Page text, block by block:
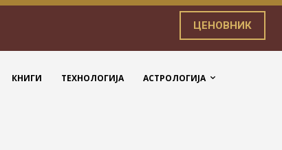
ЦЕНОВНИК
КНИГИ ТЕХНОЛОГИЈА АСТРОЛОГИЈА